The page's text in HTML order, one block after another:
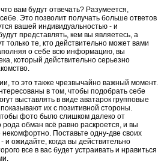
вам будут отвечать? Разумеется,
Это позволит получать больше ответов
вашей индивидуальностью - и
представлять, кем вы являетесь, а
только те, кто действительно может вами
о себе всю информацию, вы
который действительно серьезно
то это также чрезвычайно важный момент.
в том, чтобы подобрать себе
выставлять в виде аватарок групповые
их с позитивной стороны.
фото было слишком далеко от
рода обман всё равно раскроется, и вы
некомфортно. Поставьте одну-две своих
ожидайте, когда вы действительно
все в вас будет устраивать и нравиться